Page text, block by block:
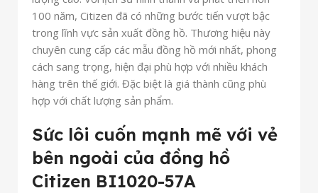
100 năm, Citizen đã có những bước tiến vượt bậc
trong lĩnh vực sản xuất đồng hồ. Thương hiệu này
chuyên cung cấp các mẫu đồng hồ mới nhất, phong
cách sang trọng, hiện đại phù hợp với nhiều khách
hàng trên thế giới. Đặc biệt là giá thành cũng phù
hợp với chất lượng sản phẩm.
Sức lôi cuốn mạnh mẽ với vẻ
bên ngoài của đồng hồ
Citizen BI1020-57A